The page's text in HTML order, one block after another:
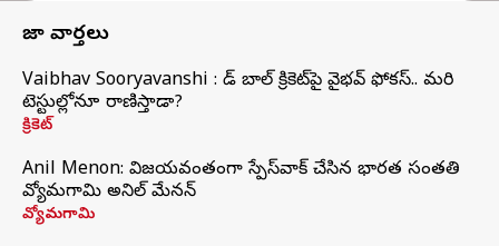
తాజా వార్తలు
Vaibhav Sooryavanshi : రెడ్ బాల్ క్రికెట్‌పై వైభవ్ ఫోకస్.. మరి
టెస్టుల్లోనూ రాణిస్తాడా?
క్రికెట్
Anil Menon: విజయవంతంగా స్పేస్‌వాక్‌ చేసిన భారత సంతతి
వ్యోమగామి అనిల్‌ మేనన్
వ్యోమగామి